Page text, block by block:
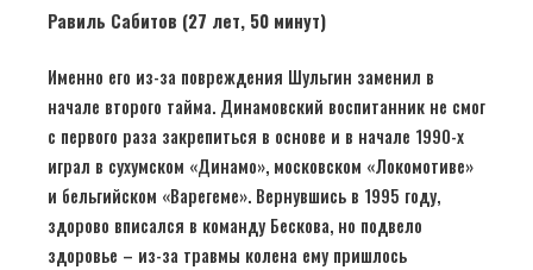
Равиль Сабитов (27 лет, 50 минут)
Именно его из-за повреждения Шульгин заменил в
начале второго тайма. Динамовский воспитанник не смог
с первого раза закрепиться в основе и в начале 1990-х
играл в сухумском «Динамо», московском «Локомотиве»
и бельгийском «Варегеме». Вернувшись в 1995 году,
здорово вписался в команду Бескова, но подвело
здоровье – из-за травмы колена ему пришлось